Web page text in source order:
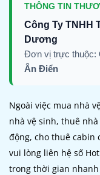
THÔNG TIN
Công Ty TNHH
Dương
Đơn vị trực thuộc:
Ân Điển
Ngoài việc mua nhà
nhà vệ sinh, thuê
động, cho thuê cabin
vui lòng liên hệ số
trong thời gian